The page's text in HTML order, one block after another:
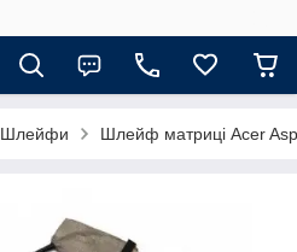
Шлейфи Шлейф матриці Acer